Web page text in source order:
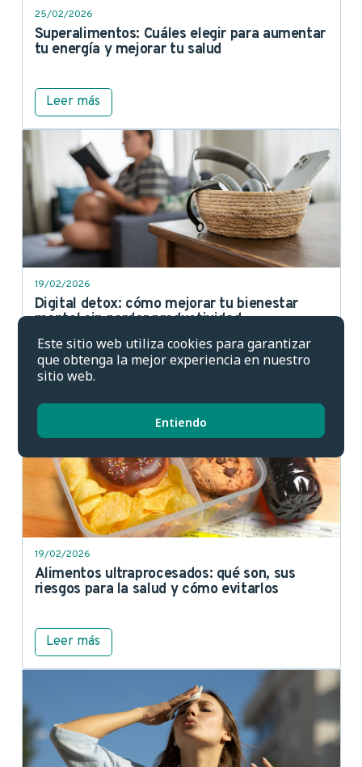
25/02/2026
Superalimentos: Cuáles elegir para aumentar
tu energía y mejorar tu salud
Leer más
19/02/2026
Digital detox: cómo mejorar tu bienestar
mental sin perder productividad
Leer más
19/02/2026
Alimentos ultraprocesados: qué son, sus
riesgos para la salud y cómo evitarlos
Leer más
Este sitio web utiliza cookies para garantizar
que obtenga la mejor experiencia en nuestro
sitio web.
Entiendo